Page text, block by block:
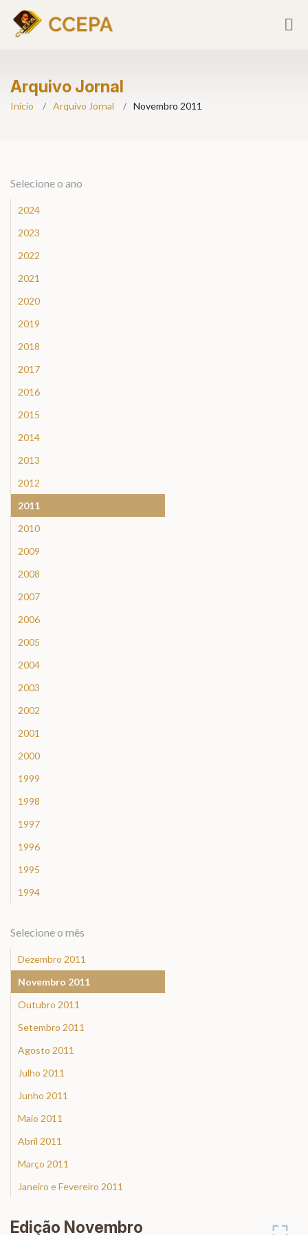
Arquivo Jornal
Início Arquivo Jornal Novembro 2011
Selecione o ano
2024
2023
2022
2021
2020
2019
2018
2017
2016
2015
2014
2013
2012
2011
2010
2009
2008
2007
2006
2005
2004
2003
2002
2001
2000
1999
1998
1997
1996
1995
1994
Selecione o mês
Dezembro 2011
Novembro 2011
Outubro 2011
Setembro 2011
Agosto 2011
Julho 2011
Junho 2011
Maio 2011
Abril 2011
Março 2011
Janeiro e Fevereiro 2011
Edição Novembro